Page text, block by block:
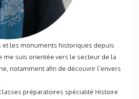
et les monuments historiques depuis
me suis orientée vers le secteur de la
notamment afin de découvrir l’envers
préparatoires spécialité Histoire